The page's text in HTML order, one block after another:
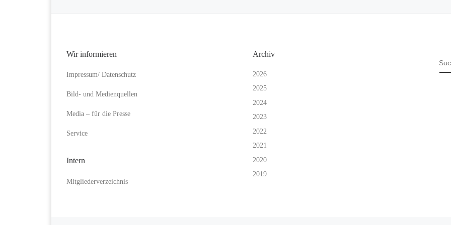
Wir informieren
Impressum/ Datenschutz
Bild- und Medienquellen
Media – für die Presse
Service
Intern
Mitgliederverzeichnis
Archiv
2026
2025
2024
2023
2022
2021
2020
2019